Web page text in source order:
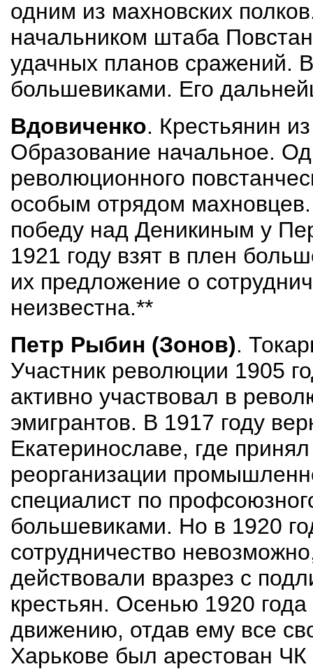
одним из махновских
начальником штаба
удачных планов сражений.
большевиками. Его
Вдовиченко. Крестьянин
Образование начальное.
революционного
особым отрядом
победу над Деникиным у
1921 году взят в плен
их предложение о
неизвестна.**
Петр Рыбин (Зонов).
Участник революции 1905
активно участвовал в
эмигрантов. В 1917 году
Екатеринославе, где
реорганизации
специалист по
большевиками. Но в 1920
сотрудничество
действовали вразрез с
крестьян. Осенью 1920
движению, отдав ему все
Харькове был арестован ЧК